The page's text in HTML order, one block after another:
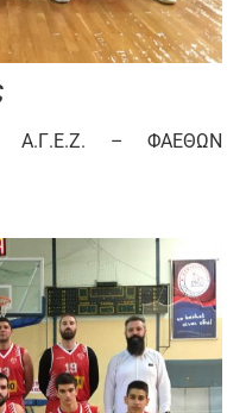
Α.Γ.Ε.Ζ. – ΦΑΕΘΩΝ